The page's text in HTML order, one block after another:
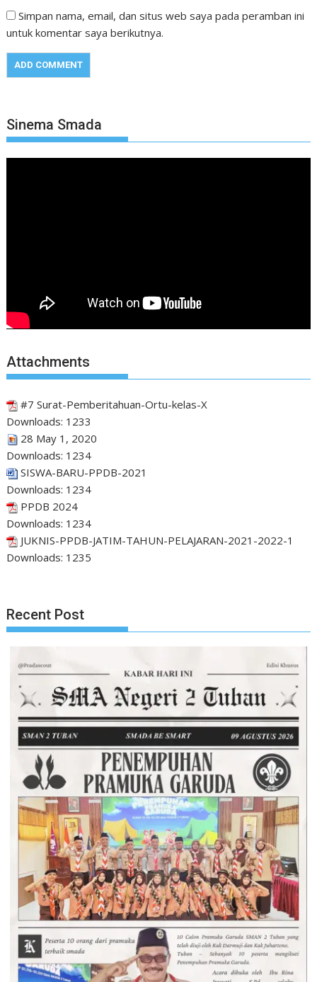
Simpan nama, email, dan situs web saya pada peramban ini
untuk komentar saya berikutnya.
Sinema Smada
Attachments
#7 Surat-Pemberitahuan-Ortu-kelas-X
Downloads: 1233
28 May 1, 2020
Downloads: 1234
SISWA-BARU-PPDB-2021
Downloads: 1234
PPDB 2024
Downloads: 1234
JUKNIS-PPDB-JATIM-TAHUN-PELAJARAN-2021-2022-1
Downloads: 1235
Recent Post